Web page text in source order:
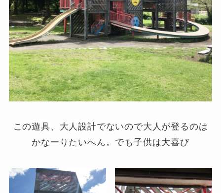
この遊具、大人設計でないので大人が登るのは
かなーりたいへん。でも子供は大喜び